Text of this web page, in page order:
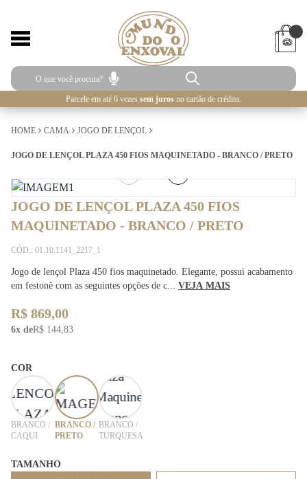
Parcele em até 6 vezes sem juros no cartão de crédito.
HOME CAMA JOGO DE LENÇOL
JOGO DE LENÇOL PLAZA 450 FIOS MAQUINETADO - BRANCO / PRETO
JOGO DE LENÇOL PLAZA 450 FIOS
MAQUINETADO - BRANCO / PRETO
CÓD.: 01.10.1141_2217_1
Jogo de lençol Plaza 450 fios maquinetado. Elegante, possui acabamento
em festonê com as seguintes opções de c... VEJA MAIS
R$ 869,00
6x deR$ 144,83
COR
BRANCO /
CAQUI
BRANCO /
PRETO
BRANCO /
TURQUESA
TAMANHO